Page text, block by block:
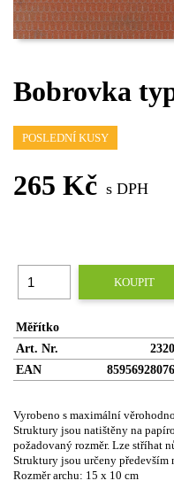
Bobrovka
POSLEDNÍ KUSY
265 Kč s DPH
KOUPIT
Měřítko
Art. Nr.
EAN
Vyrobeno s maximální
Struktury jsou natištěny na
požadovaný rozměr. Lze stříhat
Struktury jsou určeny především
Rozměr archu: 15 x 10 cm